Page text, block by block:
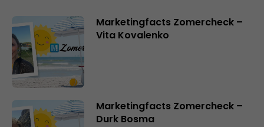
Marketingfacts Zomercheck –
Vita Kovalenko
Marketingfacts Zomercheck –
Durk Bosma